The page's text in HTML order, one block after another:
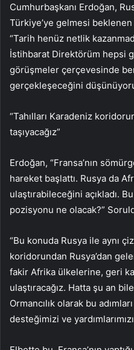
Cumhurbaşkanı Erdoğan,
Türkiye’ye gelmesi
“Tarih henüz netlik
İstihbarat Direktörüm hepsi
görüşmeler çerçevesinde
gerçekleşeceğini
“Tahılları Karadeniz
taşıyacağız”
Erdoğan, “Fransa’nın
hareket başlattı. Rusya da
ulaştırabileceğini açıkladı.
pozisyonu ne olacak?”
“Bu konuda Rusya ile aynı
koridorundan Rusya’dan
fakir Afrika ülkelerine, geri
ulaştıracağız. Hatta şu an
Ormancılık olarak bu
desteğimizi ve